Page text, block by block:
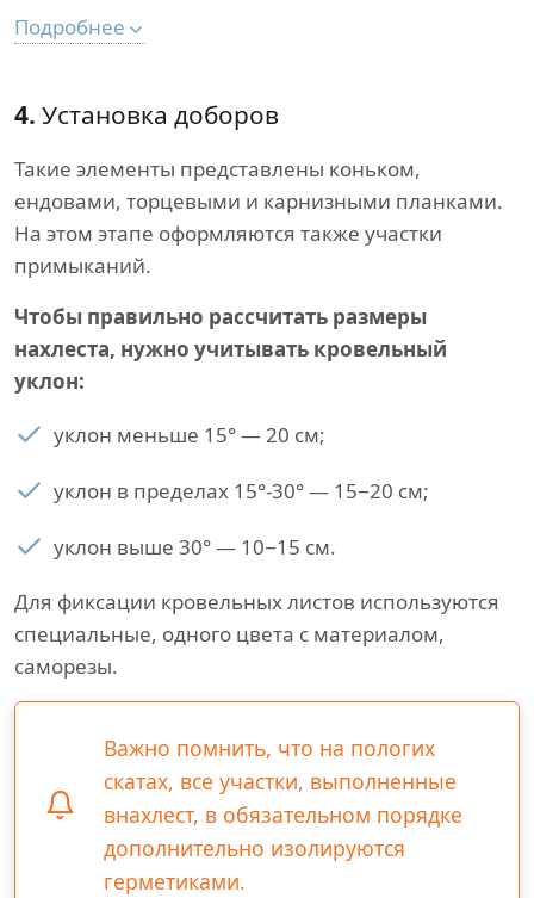
Подробнее
4. Установка доборов
Такие элементы представлены коньком,
ендовами, торцевыми и карнизными планками.
На этом этапе оформляются также участки
примыканий.
Чтобы правильно рассчитать размеры
нахлеста, нужно учитывать кровельный
уклон:
уклон меньше 15° — 20 см;
уклон в пределах 15°-30° — 15−20 см;
уклон выше 30° — 10−15 см.
Для фиксации кровельных листов используются
специальные, одного цвета с материалом,
саморезы.
Важно помнить, что на пологих
скатах, все участки, выполненные
внахлест, в обязательном порядке
дополнительно изолируются
герметиками.